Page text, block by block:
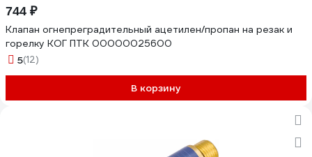
744 ₽
Клапан огнепреградительный ацетилен/пропан на резак и
горелку КОГ ПТК 00000025600
5(12)
В корзину